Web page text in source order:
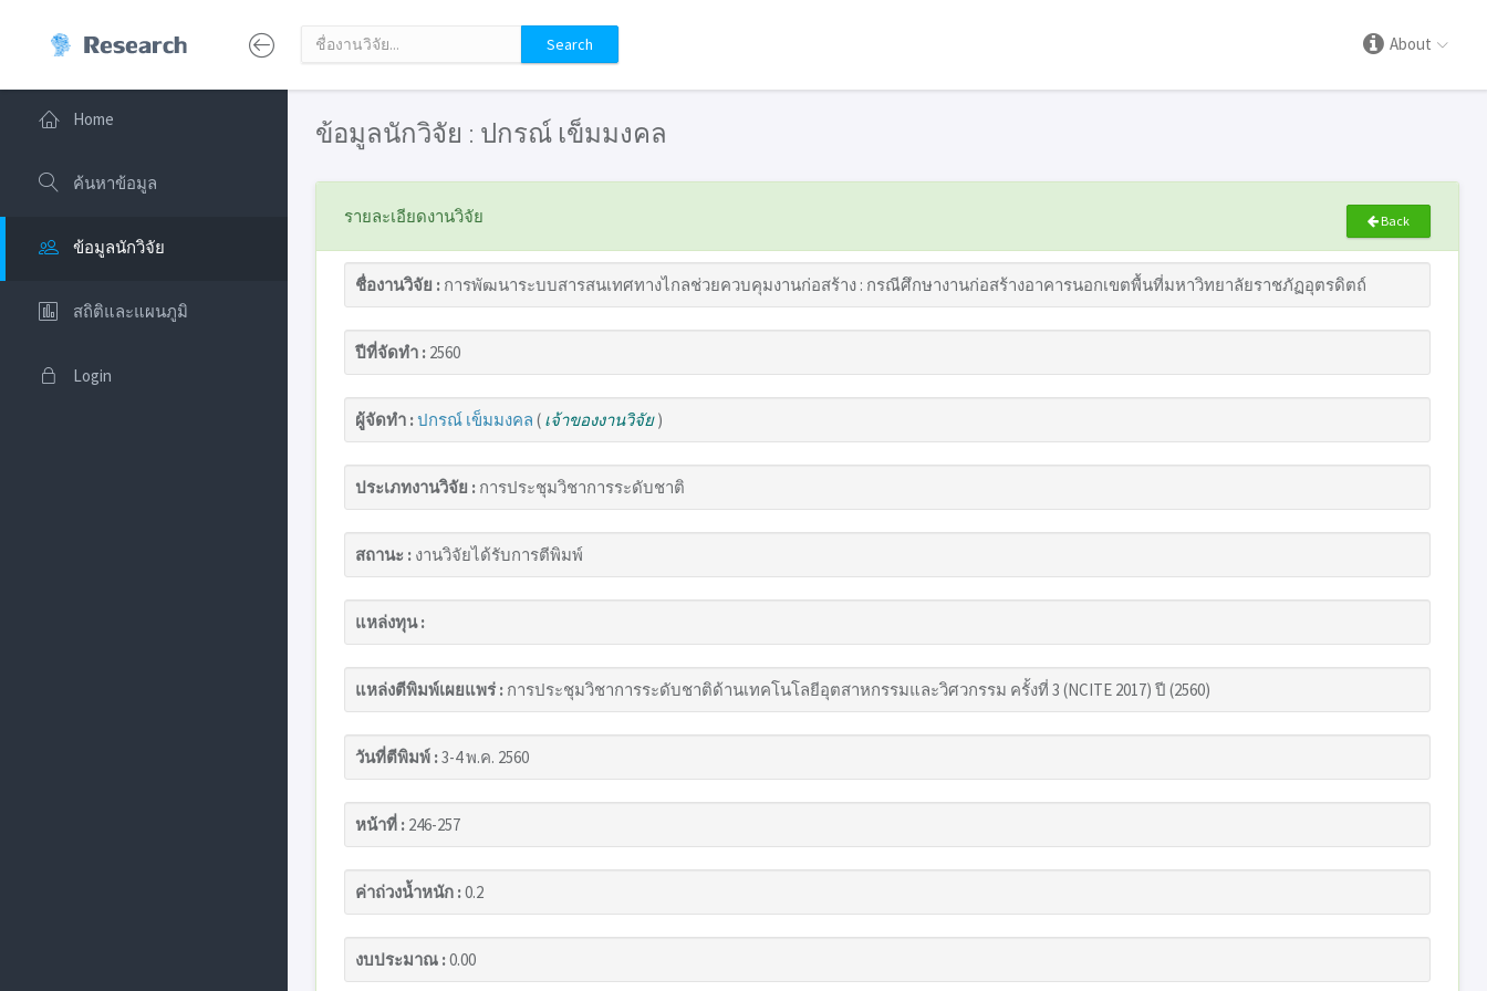
About
Home
ค้นหาข้อมูล
ข้อมูลนักวิจัย
สถิติและแผนภูมิ
Login
ข้อมูลนักวิจัย : ปกรณ์ เข็มมงคล
รายละเอียดงานวิจัย Back
ชื่องานวิจัย : การพัฒนาระบบสารสนเทศทางไกลช่วยควบคุมงานก่อสร้าง : กรณีศึกษางานก่อสร้างอาคารนอกเขตพื้นที่มหาวิทยาลัยราชภัฏอุตรดิตถ์
ปีที่จัดทำ : 2560
ผู้จัดทำ :ปกรณ์ เข็มมงคล ( เจ้าของงานวิจัย)
ประเภทงานวิจัย : การประชุมวิชาการระดับชาติ
สถานะ : งานวิจัยได้รับการตีพิมพ์
แหล่งทุน :
แหล่งตีพิมพ์เผยแพร่ : การประชุมวิชาการระดับชาติด้านเทคโนโลยีอุตสาหกรรมและวิศวกรรม ครั้งที่ 3 (NCITE 2017) ปี (2560)
วันที่ตีพิมพ์ :3-4 พ.ค. 2560
หน้าที่ : 246-257
ค่าถ่วงน้ำหนัก :0.2
งบประมาณ :0.00